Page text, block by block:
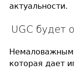
актуальности.
UGC будет
Немаловажным
которая дает